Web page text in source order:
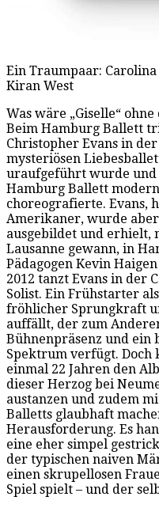
Ein Traumpaar:
Kiran West
Was wäre „Giselle“
Beim Hamburg Ballett
Christopher Evans in
mysteriösen
uraufgeführt wurde und
Hamburg Ballett
choreografierte. Evans,
Amerikaner, wurde
ausgebildet und erhielt,
Lausanne gewann, in
Pädagogen Kevin
2012 tanzt Evans in der
Solist. Ein Frühstarter
fröhlicher Sprungkraft
auffällt, der zum
Bühnenpräsenz und ein
Spektrum verfügt. Doch
einmal 22 Jahren den
dieser Herzog bei
austanzen und zudem
Balletts glaubhaft
Herausforderung. Es
eine eher simpel
der typischen naiven
einen skrupellosen
Spiel spielt – und der